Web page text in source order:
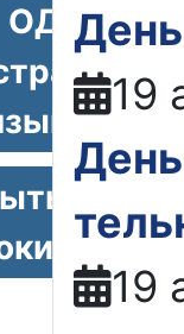
ОД
19
19